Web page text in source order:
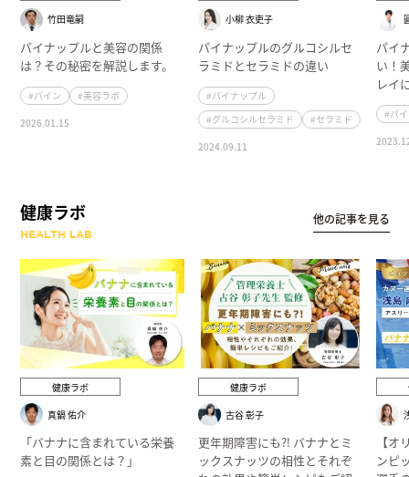
竹田竜嗣
パイナップルと美容の関係
は？その秘密を解説します。
#パイン
#美容ラボ
2026.01.15
小柳 衣吏子
パイナップルのグルコシルセ
ラミドとセラミドの違い
#パイナップル
#グルコシルセラミド
#セラミド
2024.09.11
パイ
い！
レイ
#パ
健康ラボ
HEALTH LAB
他の記事を見る
健康ラボ
真鍋 佑介
「バナナに含まれている栄養
素と目の関係とは？」
健康ラボ
古谷 彰子
更年期障害にも⁈ バナナとミ
ックスナッツの相性とそれぞ
【
ンピ